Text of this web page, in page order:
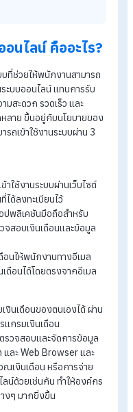
พอใจของพนักงานและการ
กร และยังเป็นการยืนยันว่า
ดและกฎระเบียบที่เกี่ยวข้อง
บุคคลและการเงินในองค์กร
เพิ่มเติม
น 590 บาท/เดือน
นออนไลน์ คืออะไ
ผ่านระบบออนไลน์ แทนการรับ
ความสะดวก รวดเร็ว และ
ลากหลาย ขึ้นอยู่กับนโยบาย
ามารถเข้าใช้งานระบบผ่าน 3